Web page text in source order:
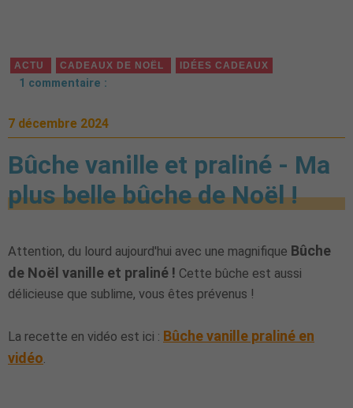
ACTU CADEAUX DE NOËL IDÉES CADEAUX
1 commentaire :
7 décembre 2024
Bûche vanille et praliné - Ma
plus belle bûche de Noël !
Attention, du lourd aujourd'hui avec une magnifique Bûche
de Noël vanille et praliné ! Cette bûche est aussi
délicieuse que sublime, vous êtes prévenus !
La recette en vidéo est ici : Bûche vanille praliné en
vidéo.